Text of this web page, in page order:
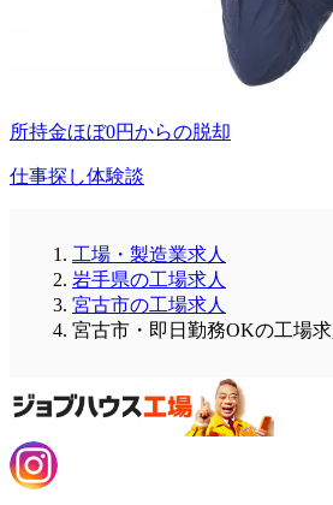
所持金ほぼ0円からの脱却
仕事探し体験談
工場・製造業求人
岩手県の工場求人
宮古市の工場求人
宮古市・即日勤務OKの工場求